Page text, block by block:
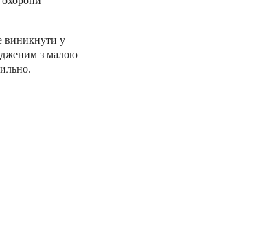
виникнути у
з малою